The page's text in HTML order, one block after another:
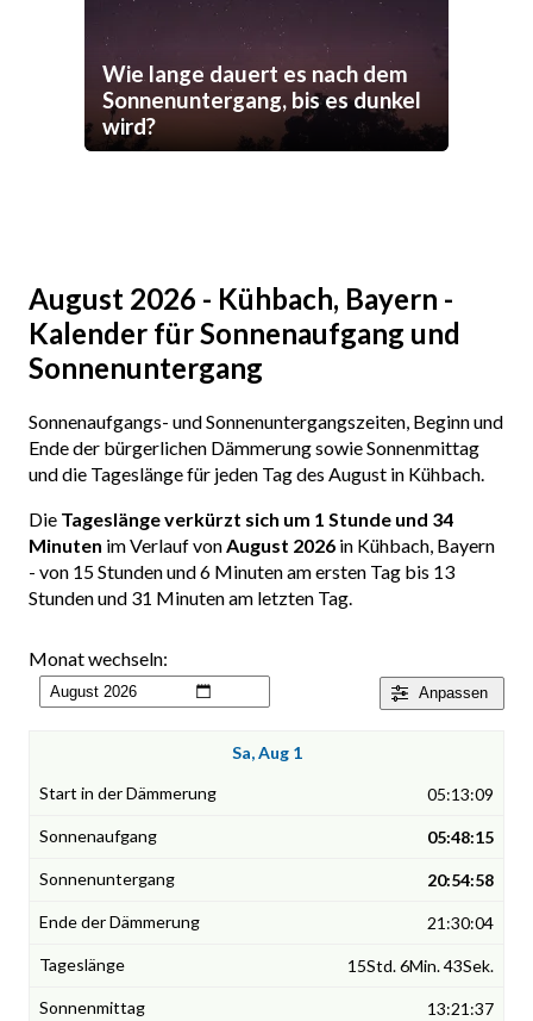
Wie lange dauert es nach dem
Sonnenuntergang, bis es dunkel
wird?
August 2026 - Kühbach, Bayern -
Kalender für Sonnenaufgang und
Sonnenuntergang
Sonnenaufgangs- und Sonnenuntergangszeiten, Beginn und
Ende der bürgerlichen Dämmerung sowie Sonnenmittag
und die Tageslänge für jeden Tag des August in Kühbach.
Die Tageslänge verkürzt sich um 1 Stunde und 34
Minuten im Verlauf vonAugust 2026 in Kühbach, Bayern
- von 15 Stunden und 6 Minuten am ersten Tag bis 13
Stunden und 31 Minuten am letzten Tag.
Anpassen
Monat wechseln:
Sa, Aug 1
05:13:09
05:48:15
20:54:58
21:30:04
15Std. 6Min. 43Sek.
13:21:37